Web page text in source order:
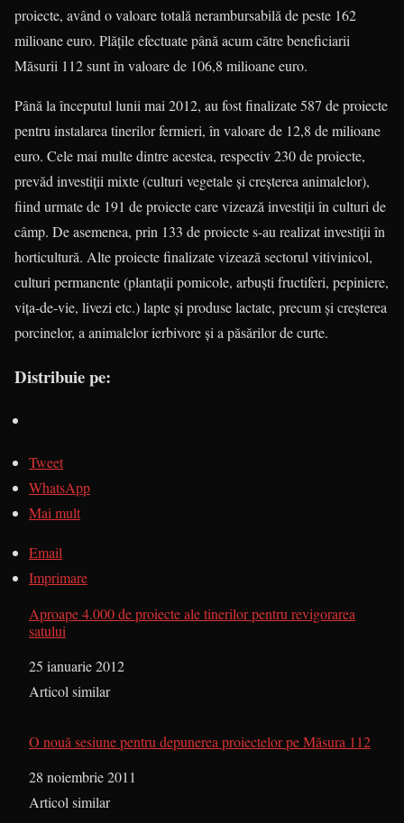
proiecte, având o valoare totală nerambursabilă de peste 162
milioane euro. Plăţile efectuate până acum către beneficiarii
Măsurii 112 sunt în valoare de 106,8 milioane euro.
Până la începutul lunii mai 2012, au fost finalizate 587 de proiecte
pentru instalarea tinerilor fermieri, în valoare de 12,8 de milioane
euro. Cele mai multe dintre acestea, respectiv 230 de proiecte,
prevăd investiţii mixte (culturi vegetale şi creşterea animalelor),
fiind urmate de 191 de proiecte care vizează investiţii în culturi de
câmp. De asemenea, prin 133 de proiecte s-au realizat investiţii în
horticultură. Alte proiecte finalizate vizează sectorul vitivinicol,
culturi permanente (plantaţii pomicole, arbuşti fructiferi, pepiniere,
viţa-de-vie, livezi etc.) lapte şi produse lactate, precum şi creşterea
porcinelor, a animalelor ierbivore şi a păsărilor de curte.
Distribuie pe:
Tweet
WhatsApp
Mai mult
Email
Imprimare
Aproape 4.000 de proiecte ale tinerilor pentru revigorarea
satului
Dată
25 ianuarie 2012
În legătură cu
Articol similar
O nouă sesiune pentru depunerea proiectelor pe Măsura 112
Dată
28 noiembrie 2011
În legătură cu
Articol similar